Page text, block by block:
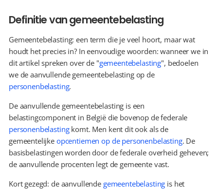
Definitie van gemeentebelasting
Gemeentebelasting: een term die je veel hoort, maar wat
houdt het precies in? In eenvoudige woorden: wanneer we in
dit artikel spreken over de "gemeentebelasting", bedoelen
we de aanvullende gemeentebelasting op de
personenbelasting.
De aanvullende gemeentebelasting is een
personenbelasting komt. Men kent dit ook als de
gemeentelijke opcentiemen op de personenbelasting. De
basisbelastingen worden door de federale overheid geheven;
de aanvullende procenten legt de gemeente vast.
Kort gezegd: de aanvullende gemeentebelasting is het